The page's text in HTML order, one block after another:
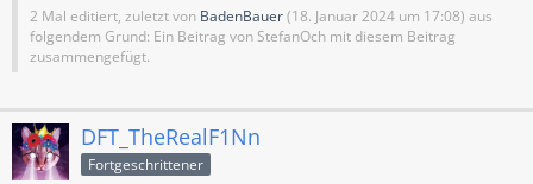
2 Mal editiert, zuletzt von BadenBauer(18. Januar 2024 um 17:08) aus
folgendem Grund: Ein Beitrag von StefanOch mit diesem Beitrag
zusammengefügt.
DFT_TheRealF1Nn
Fortgeschrittener